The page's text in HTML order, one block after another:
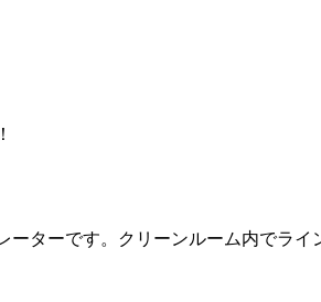
ターです。クリーンルーム内でラ